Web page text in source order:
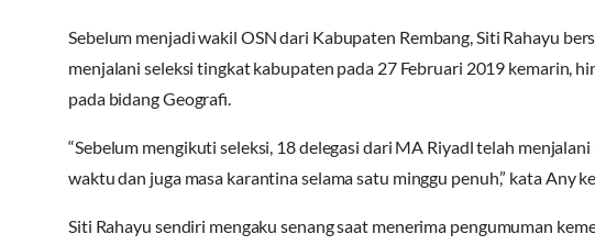
Sebelum menjadi wakil OSN dari Kabupaten Rembang, Siti Rahayu
menjalani seleksi tingkat kabupaten pada 27 Februari 2019 kemarin,
pada bidang Geografi.
“Sebelum mengikuti seleksi, 18 delegasi dari MA Riyadl telah
waktu dan juga masa karantina selama satu minggu penuh,” kata Any
Siti Rahayu sendiri mengaku senang saat menerima pengumuman